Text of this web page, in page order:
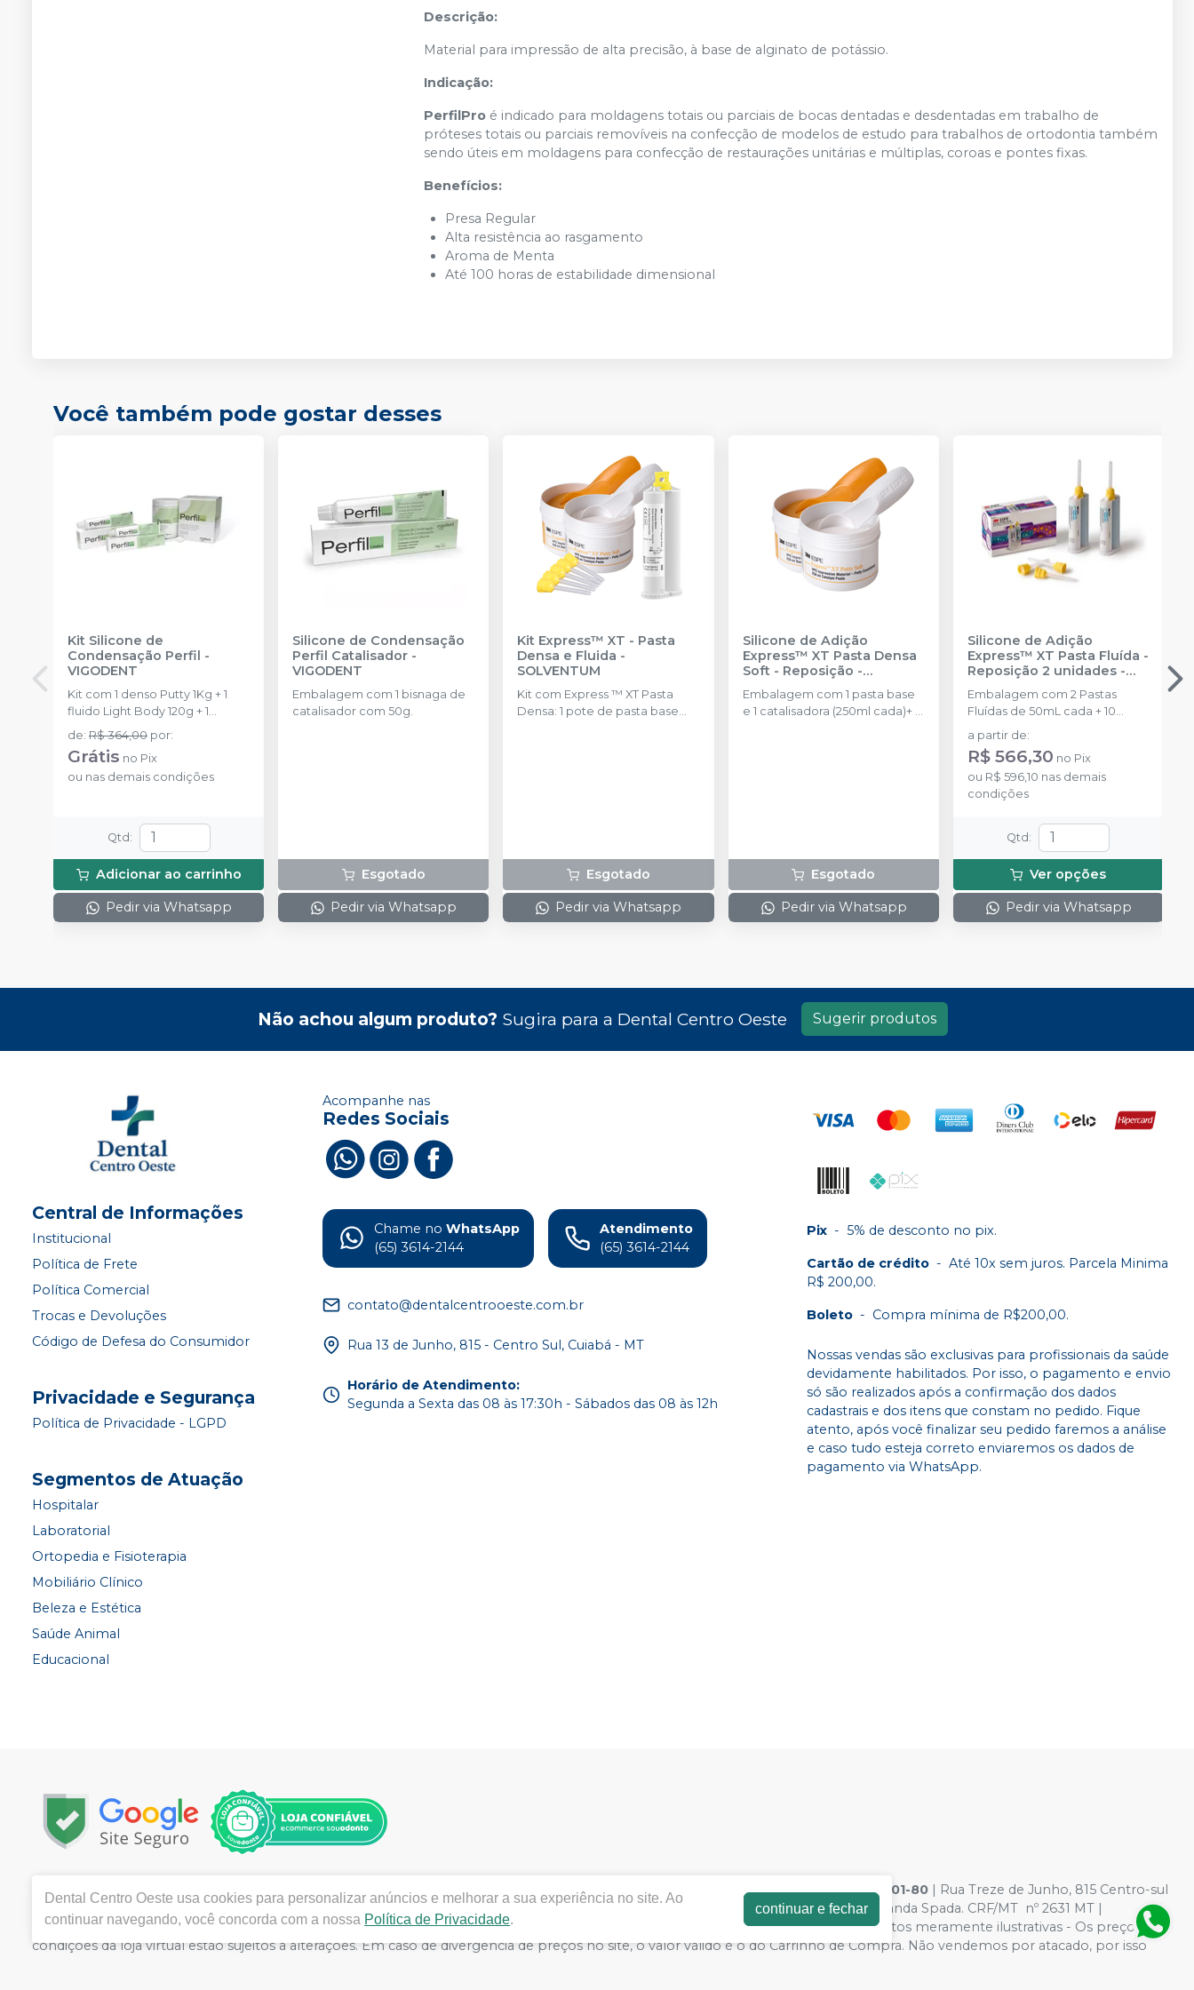
Descrição:
Material para impressão de alta precisão, à base de alginato de potássio.
Indicação:
PerfilPro é indicado para moldagens totais ou parciais de bocas dentadas e desdentadas em trabalho de
próteses totais ou parciais removíveis na confecção de modelos de estudo para trabalhos de ortodontia também
sendo úteis em moldagens para confecção de restaurações unitárias e múltiplas, coroas e pontes fixas.
Benefícios:
Presa Regular
Alta resistência ao rasgamento
Aroma de Menta
Até 100 horas de estabilidade dimensional
Você também pode gostar desses
Kit Silicone de
Condensação Perfil -
VIGODENT
Kit com 1 denso Putty 1Kg + 1
fluido Light Body 120g + 1
catalisador 60ml.
de: R$ 364,00 por:
Grátis no Pix
ou nas demais condições
Qtd :
Adicionar ao carrinho
Pedir via Whatsapp
Silicone de Condensação
Perfil Catalisador -
VIGODENT
Embalagem com 1 bisnaga de
catalisador com 50g.
Esgotado
Pedir via Whatsapp
Kit Express™ XT - Pasta
Densa e Fluida -
SOLVENTUM
Kit com Express ™ XT Pasta
Densa: 1 pote de pasta base
Esgotado
Pedir via Whatsapp
Silicone de Adição
Express™ XT Pasta Densa
Soft - Reposição -
SOLVENTUM
Embalagem com 1 pasta base
e 1 catalisadora (250ml cada)+ 2
Esgotado
Pedir via Whatsapp
Silicone de Adição
Express™ XT Pasta Fluída -
Reposição 2 unidades-
SOLVENTUM
Embalagem com 2 Pastas
Fluídas de 50mL cada + 10
pontas misturadoras
a partir de:
R$ 566,30 no Pix
ou R$ 596,10 nas demais
condições
Qtd :
Ver opções
Pedir via Whatsapp
Não achou algum produto? Sugira para a Dental Centro Oeste Sugerir produtos
Central de Informações
Institucional
Política de Frete
Política Comercial
Trocas e Devoluções
Código de Defesa do Consumidor
Privacidade e Segurança
Política de Privacidade - LGPD
Segmentos de Atuação
Hospitalar
Laboratorial
Ortopedia e Fisioterapia
Mobiliário Clínico
Beleza e Estética
Saúde Animal
Educacional
Acompanhe nas
Redes Sociais
Chame no WhatsApp
(65) 3614-2144
Atendimento
(65) 3614-2144
contato@dentalcentrooeste.com.br
Rua 13 de Junho, 815 - Centro Sul, Cuiabá - MT
Horário de Atendimento:
Segunda a Sexta das 08 às 17:30h - Sábados das 08 às 12h
Pix - 5% de desconto no pix.
Cartão de crédito - Até 10x sem juros. Parcela Minima
R$ 200,00.
Boleto - Compra mínima de R$200,00.
Nossas vendas são exclusivas para profissionais da saúde
devidamente habilitados. Por isso, o pagamento e envio
só são realizados após a confirmação dos dados
cadastrais e dos itens que constam no pedido. Fique
atento, após você finalizar seu pedido faremos a análise
e caso tudo esteja correto enviaremos os dados de
pagamento via WhatsApp.
Copyright © 2022 | Todos os direitos reservados | www.dentalcentrooeste.com.br | DENTAL CENTRO OESTE LTDA|36.900.926/0001-80 | Rua Treze de Junho, 815 Centro-sul
- Cuiabá -MT - CEP 78020-000 | Autorizações de Funcionamento ANVISA - Medicamentos: 1.15.100-3 Farmacêutico responsável: Amanda Spada. CRF/MT nº 2631 MT |
Autorizações de Funcionamento ANVISA – Produtos para Saúde: 8.26236-5 (516102253L8W) | Política de Privacidade e Segurança - Fotos meramente ilustrativas - Os preços e
condições da loja virtual estão sujeitos a alterações. Em caso de divergência de preços no site, o valor válido é o do Carrinho de Compra. Não vendemos por atacado, por isso
Dental Centro Oeste usa cookies para personalizar anúncios e melhorar a sua experiência no site. Ao
continuar navegando, você concorda com a nossa Política de Privacidade.
continuar e fechar